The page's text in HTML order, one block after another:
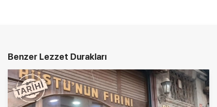
Benzer Lezzet Durakları